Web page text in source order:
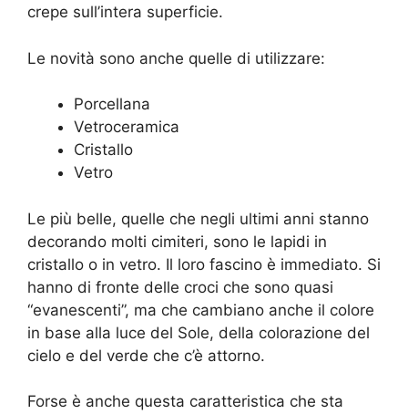
crepe sull’intera superficie.
Le novità sono anche quelle di utilizzare:
Porcellana
Vetroceramica
Cristallo
Vetro
Le più belle, quelle che negli ultimi anni stanno
decorando molti cimiteri, sono le lapidi in
cristallo o in vetro. Il loro fascino è immediato. Si
hanno di fronte delle croci che sono quasi
“evanescenti”, ma che cambiano anche il colore
in base alla luce del Sole, della colorazione del
cielo e del verde che c’è attorno.
Forse è anche questa caratteristica che sta